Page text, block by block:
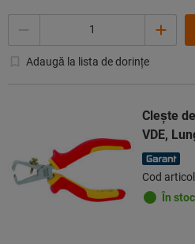
Adaugă la lista de dorințe
Cleşte
VDE,
Cod
În stoc